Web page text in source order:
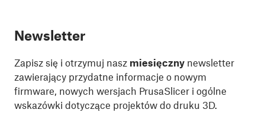
Newsletter
Zapisz się i otrzymuj nasz miesięczny newsletter
zawierający przydatne informacje o nowym
firmware, nowych wersjach PrusaSlicer i ogólne
wskazówki dotyczące projektów do druku 3D.